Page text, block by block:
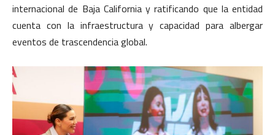
internacional de Baja California y ratificando que la entidad
cuenta con la infraestructura y capacidad para albergar
eventos de trascendencia global.